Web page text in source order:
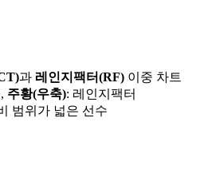
과 레인지팩터(RF) 이중 차트
주황(우축): 레인지팩터
범위가 넓은 선수